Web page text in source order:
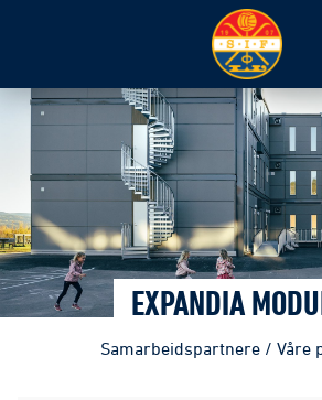
EXPANDIA
Samarbeidspartnere / Våre